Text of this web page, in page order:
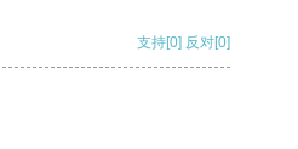
支持[0] 反对[0]